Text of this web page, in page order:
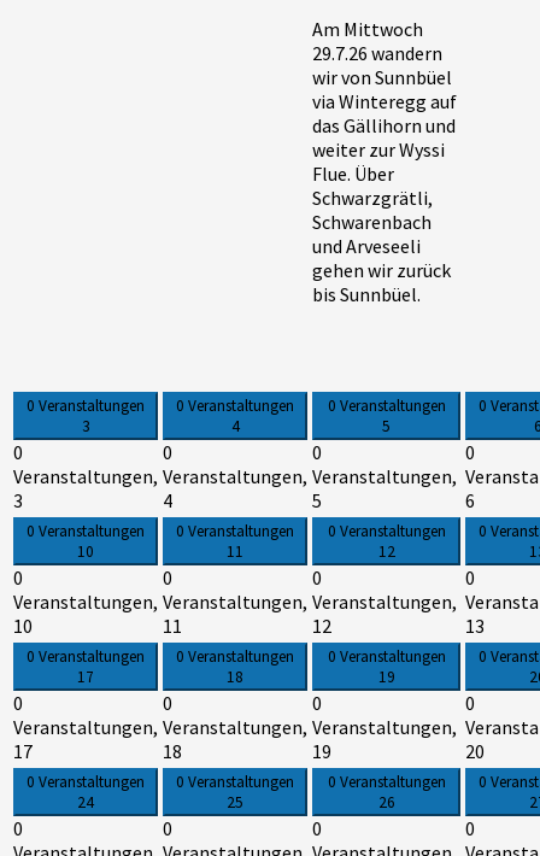
Am Mittwoch
29.7.26 wandern
wir von Sunnbüel
via Winteregg auf
das Gällihorn und
weiter zur Wyssi
Flue. Über
Schwarzgrätli,
Schwarenbach
und Arveseeli
gehen wir zurück
bis Sunnbüel.
0 Veranstaltungen
3
0
Veranstaltungen,
3
0 Veranstaltungen
4
0
Veranstaltungen,
4
0 Veranstaltungen
5
0
Veranstaltungen,
5
0
0
6
0 Veranstaltungen
10
0
Veranstaltungen,
10
0 Veranstaltungen
11
0
Veranstaltungen,
11
0 Veranstaltungen
12
0
Veranstaltungen,
12
0
0
13
0 Veranstaltungen
17
0
Veranstaltungen,
17
0 Veranstaltungen
18
0
Veranstaltungen,
18
0 Veranstaltungen
19
0
Veranstaltungen,
19
0
0
20
0 Veranstaltungen
24
0
0 Veranstaltungen
25
0
0 Veranstaltungen
26
0
0
0